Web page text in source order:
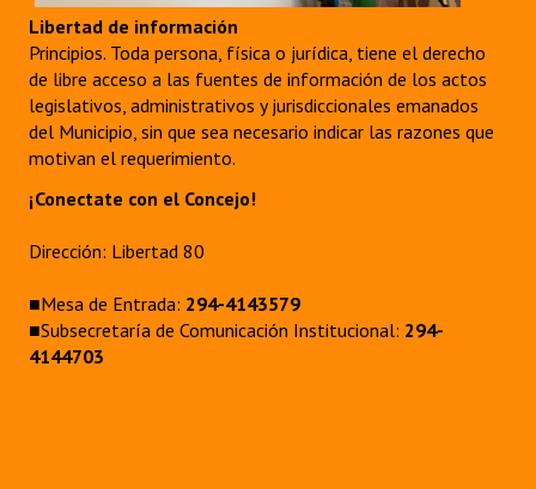
Libertad de información
Principios. Toda persona, física o jurídica, tiene el derecho
de libre acceso a las fuentes de información de los actos
legislativos, administrativos y jurisdiccionales emanados
del Municipio, sin que sea necesario indicar las razones que
motivan el requerimiento.
¡Conectate con el Concejo!
Dirección: Libertad 80
■Mesa de Entrada: 294-4143579
■Subsecretaría de Comunicación Institucional: 294-
4144703